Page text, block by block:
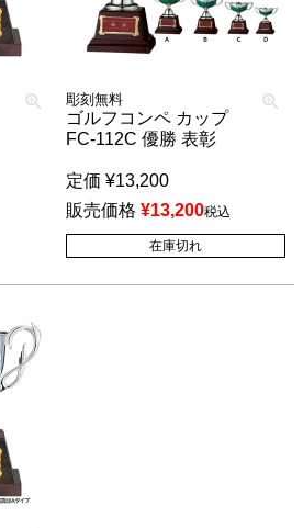
彫刻無料
ゴルフコンペ カップ
FC-112C 優勝 表彰
定価 ¥13,200
販売価格 ¥13,200税込
在庫切れ